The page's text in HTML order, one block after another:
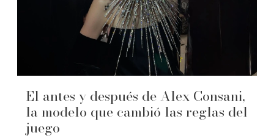
El antes y después de Alex Consani,
la modelo que cambió las reglas del
juego